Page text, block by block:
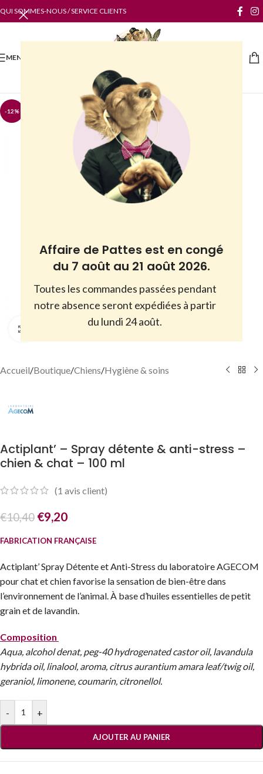
Affaire de Pattes est en congé
du 7 août au 21 août 2026.
Toutes les commandes passées pendant
notre absence seront expédiées à partir
du lundi 24 août.
QUI SOMMES-NOUS / SERVICE CLIENTS
MENU
-12%
Cliquez pour agrandir
Accueil/Boutique/Chiens/Hygiène & soins
Actiplant’ – Spray détente & anti-stress –
chien & chat – 100 ml
(1 avis client)
€10,40 €9,20
FABRICATION FRANÇAISE
Actiplant’ Spray Détente et Anti-Stress du laboratoire AGECOM
pour chat et chien favorise la sensation de bien-être dans
l’environnement de l’animal. À base d’huiles essentielles de petit
grain et de lavandin.
Composition
Aqua, alcohol denat, peg-40 hydrogenated castor oil, lavandula
hybrida oil, linalool, aroma, citrus aurantium amara leaf/twig oil,
geraniol, limonene, coumarin, citronellol.
- +
AJOUTER AU PANIER